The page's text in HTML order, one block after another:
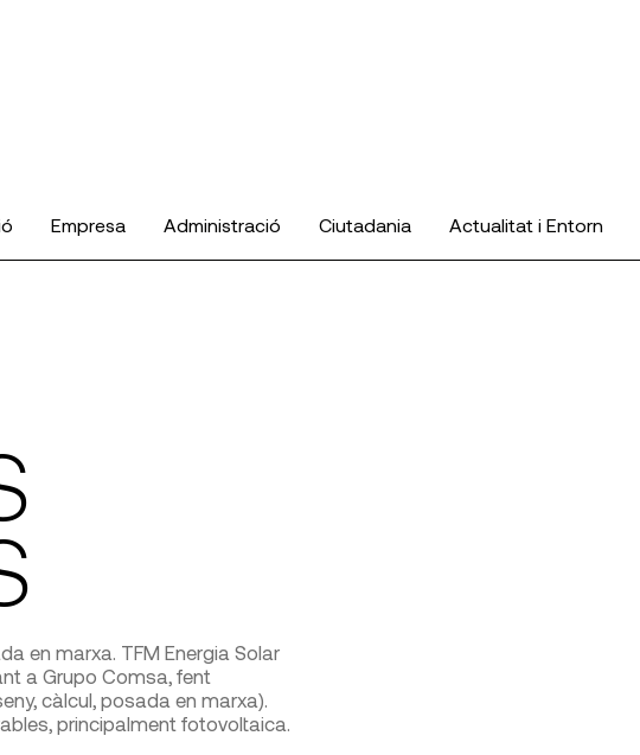
Empresa Administració Ciutadania Actualitat i Entorn
en marxa. TFM Energia Solar
a Grupo Comsa, fent
càlcul, posada en marxa).
principalment fotovoltaica.